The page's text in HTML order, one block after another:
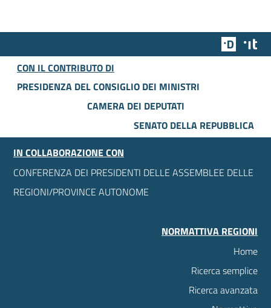
Team
CON IL CONTRIBUTO DI
PRESIDENZA DEL CONSIGLIO DEI MINISTRI
CAMERA DEI DEPUTATI
SENATO DELLA REPUBBLICA
IN COLLABORAZIONE CON
CONFERENZA DEI PRESIDENTI DELLE ASSEMBLEE DELLE
REGIONI/PROVINCE AUTONOME
NORMATTIVA REGIONI
Home
Ricerca semplice
Ricerca avanzata